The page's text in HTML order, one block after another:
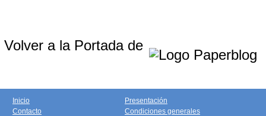
Volver a la Portada de
Inicio
Contacto
Presentación
Condiciones generales